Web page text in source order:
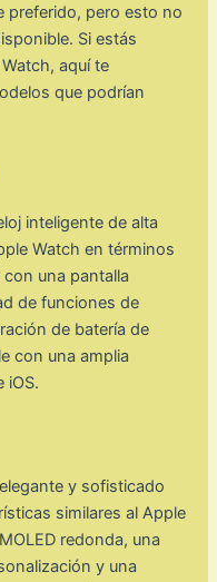
preferido, pero esto no
Si estás
aquí te
que podrían
inteligente de alta
Watch en términos
una pantalla
de funciones de
de batería de
con una amplia
iOS.
y sofisticado
similares al Apple
redonda, una
y una